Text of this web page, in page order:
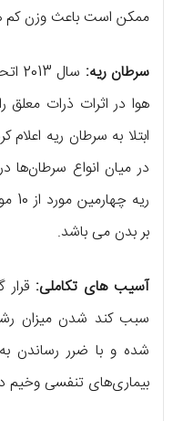
ممکن است باعث وزن کم
سرطان ریه:
هوا در اثرات ذرات معلق
ابتلا به سرطان ریه اعلام
در میان انواع سرطان‌ها
بر بدن می باشد.
آسیب های تکاملی:
سبب کند شدن میزان
شده و با ضرر رساندن
بیماری‌های تنفسی وخیم